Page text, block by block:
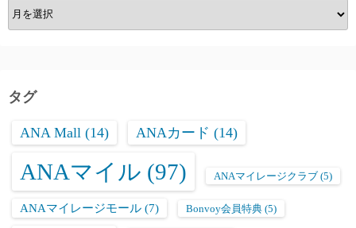
ア
ー
ブ
タグ
ANA Mall (14) ANAカード (14)
ANAマイル (97) ANAマイレージクラブ (5)
ANAマイレージモール (7) Bonvoy会員特典 (5)